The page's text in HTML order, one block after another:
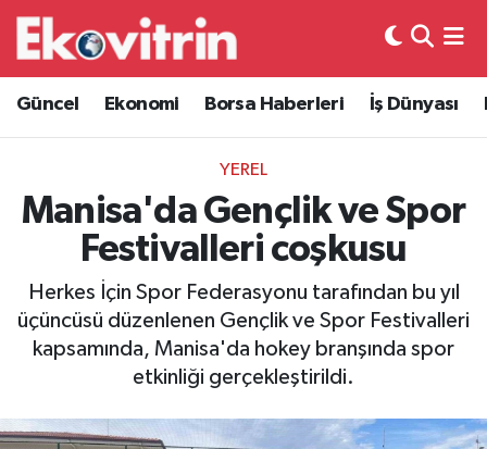
Güncel Ekonomi Borsa Haberleri İş Dünyası
YEREL
Manisa'da Gençlik ve Spor
Festivalleri coşkusu
Herkes İçin Spor Federasyonu tarafından bu yıl
üçüncüsü düzenlenen Gençlik ve Spor Festivalleri
kapsamında, Manisa'da hokey branşında spor
etkinliği gerçekleştirildi.
Güncel
Ekonomi
Borsa Haberleri
İş Dünyası
Lojistik
Otovitrin
Asayiş
Hava Durumu
Trafik Durumu
Süper Lig Puan Durumu ve Fikstür
Tüm Manşetler
Son Dakika Haberleri
Haber Arşivi